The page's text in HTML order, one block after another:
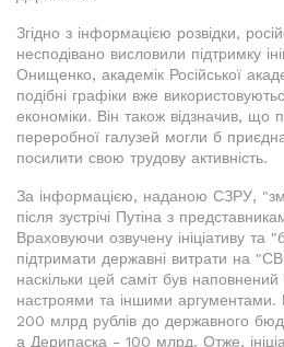
Згідно з інформацією розвідки,
несподівано висловили підтримку
Онищенко, академік Російської
подібні графіки вже
економіки. Він також відзначив, що
переробної галузей могли б
посилити свою трудову активність.
За інформацією, наданою СЗРУ,
після зустрічі Путіна з
Враховуючи озвучену ініціативу та
підтримати державні витрати на
наскільки цей саміт був
настроями та іншими аргументами.
200 млрд рублів до державного
а Дерипаска - 100 млрд. Отже,